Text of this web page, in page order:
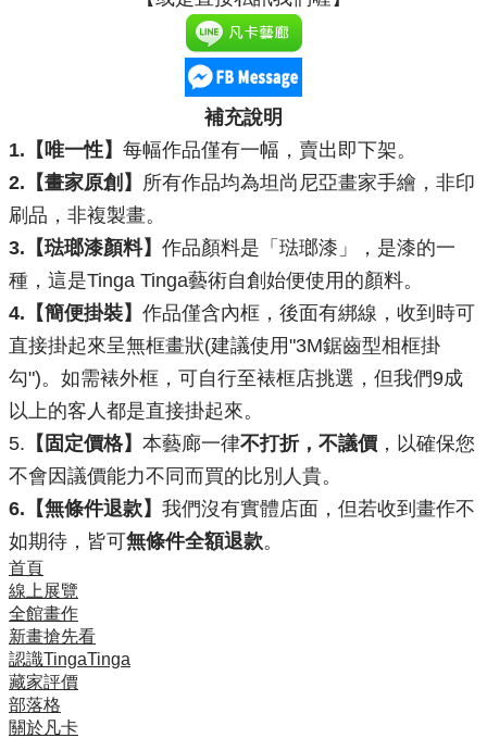
補充說明
1.【唯一性】 每幅作品僅有一幅，賣出即下架。
2.【畫家原創】 所有作品均為坦尚尼亞畫家手繪，非印
刷品，非複製畫。
3.【琺瑯漆顏料】 作品顏料是「琺瑯漆」，是漆的一
種，這是Tinga Tinga藝術自創始便使用的顏料。
4.【簡便掛裝】 作品僅含內框，後面有綁線，收到時可
直接掛起來呈無框畫狀(建議使用"3M鋸齒型相框掛
勾")。如需裱外框，可自行至裱框店挑選，但我們9成
以上的客人都是直接掛起來。
​5. 【固定價格】 本藝廊一律不打折，不議價 ，以確保您
不會因議價能力不同而買的比別人貴。
6.【無條件退款】 我們沒有實體店面，但若收到畫作不
如期待，皆可無條件全額退款。
首頁
線上展覽
全館畫作
新畫搶先看
認識TingaTinga
藏家評價
部落格
關於凡卡